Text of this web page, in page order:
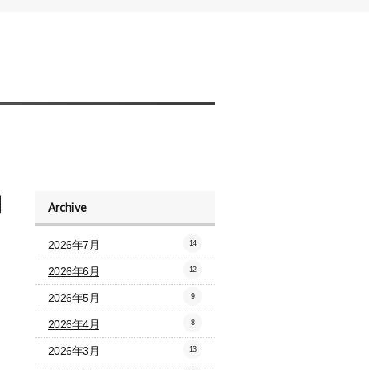
Archive
2026年7月 14
2026年6月 12
2026年5月 9
2026年4月 8
2026年3月 13